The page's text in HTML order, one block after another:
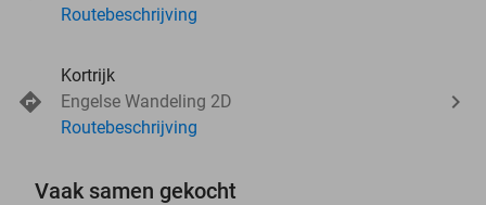
Routebeschrijving
Kortrijk
Engelse Wandeling 2D
Routebeschrijving
Vaak samen gekocht